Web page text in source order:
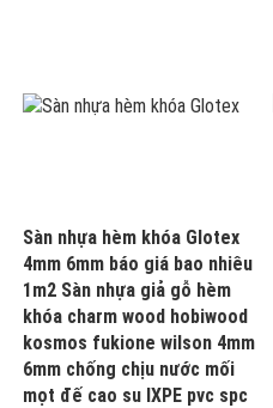
Sàn nhựa hèm khóa Glotex
4mm 6mm báo giá bao nhiêu
1m2 Sàn nhựa giả gỗ hèm
khóa charm wood hobiwood
kosmos fukione wilson 4mm
6mm chống chịu nước mối
mọt đế cao su IXPE pvc spc